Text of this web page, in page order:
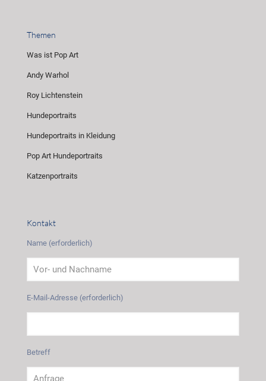
Themen
Was ist Pop Art
Andy Warhol
Roy Lichtenstein
Hundeportraits
Hundeportraits in Kleidung
Pop Art Hundeportraits
Katzenportraits
Kontakt
Name (erforderlich)
E-Mail-Adresse (erforderlich)
Betreff